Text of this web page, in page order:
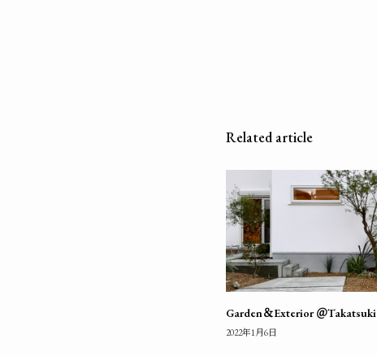
Related article
Garden＆Exterior ＠Takatsuki
2022年1月6日